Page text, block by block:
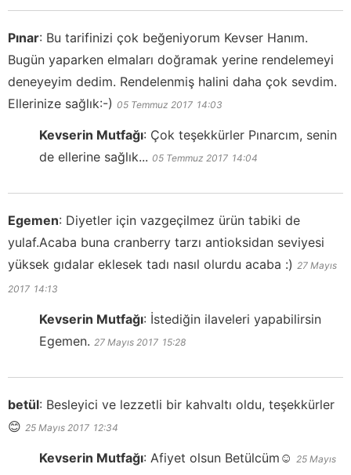
Pınar: Bu tarifinizi çok beğeniyorum Kevser Hanım.
Bugün yaparken elmaları doğramak yerine rendelemeyi
deneyeyim dedim. Rendelenmiş halini daha çok sevdim.
Ellerinize sağlık:-) 05 Temmuz 2017 14:03
Kevserin Mutfağı: Çok teşekkürler Pınarcım, senin
de ellerine sağlık... 05 Temmuz 2017 14:04
Egemen: Diyetler için vazgeçilmez ürün tabiki de
yulaf.Acaba buna cranberry tarzı antioksidan seviyesi
yüksek gıdalar eklesek tadı nasıl olurdu acaba :) 27 Mayıs
2017 14:13
Kevserin Mutfağı: İstediğin ilaveleri yapabilirsin
Egemen. 27 Mayıs 2017 15:28
betül: Besleyici ve lezzetli bir kahvaltı oldu, teşekkürler
😊 25 Mayıs 2017 12:34
Kevserin Mutfağı: Afiyet olsun Betülcüm☺️ 25 Mayıs